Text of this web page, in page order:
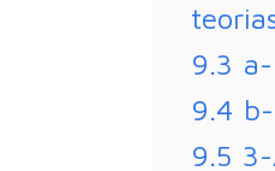
9.3
9.4
9.5